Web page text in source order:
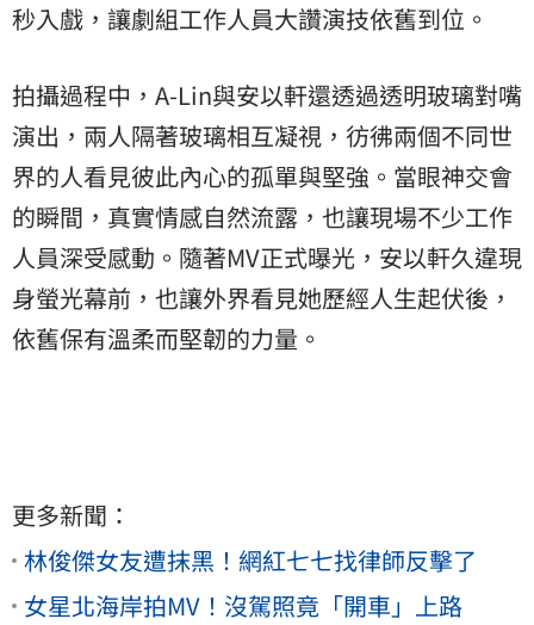
秒入戲，讓劇組工作人員大讚演技依舊到位。
拍攝過程中，A-Lin與安以軒還透過透明玻璃對嘴
演出，兩人隔著玻璃相互凝視，彷彿兩個不同世
界的人看見彼此內心的孤單與堅強。當眼神交會
的瞬間，真實情感自然流露，也讓現場不少工作
人員深受感動。隨著MV正式曝光，安以軒久違現
身螢光幕前，也讓外界看見她歷經人生起伏後，
依舊保有溫柔而堅韌的力量。
更多新聞：
林俊傑女友遭抹黑！網紅七七找律師反擊了
女星北海岸拍MV！沒駕照竟「開車」上路